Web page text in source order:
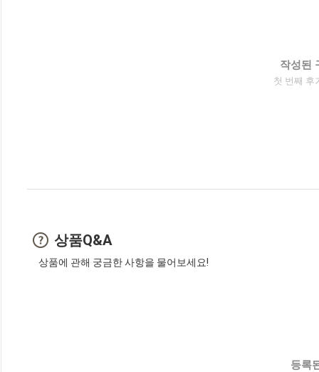
작성된
첫 번째 후
상품Q&A
상품에 관해 궁금한 사항을 물어보세요!
등록